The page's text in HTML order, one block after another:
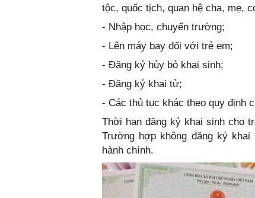
tộc, quốc tịch, quan hệ cha, mẹ,
- Nhập học, chuyển trường;
- Lên máy bay đối với trẻ em;
- Đăng ký hủy bỏ khai sinh;
- Đăng ký khai tử;
- Các thủ tục khác theo quy định
Thời hạn đăng ký khai sinh cho
Trường hợp không đăng ký
hành chính.